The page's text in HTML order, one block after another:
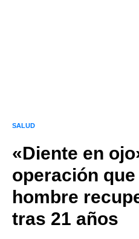
SALUD
«Diente en
operación
hombre
tras 21 años